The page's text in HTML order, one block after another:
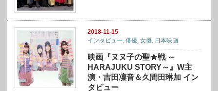
2018-11-15
インタビュー ,俳優 ,女優 日本映画
映画『ヌヌ子の聖★戦 ～
HARAJUKU STORY～』W主
演・吉田凜音＆久間田琳加 イン
タビュー